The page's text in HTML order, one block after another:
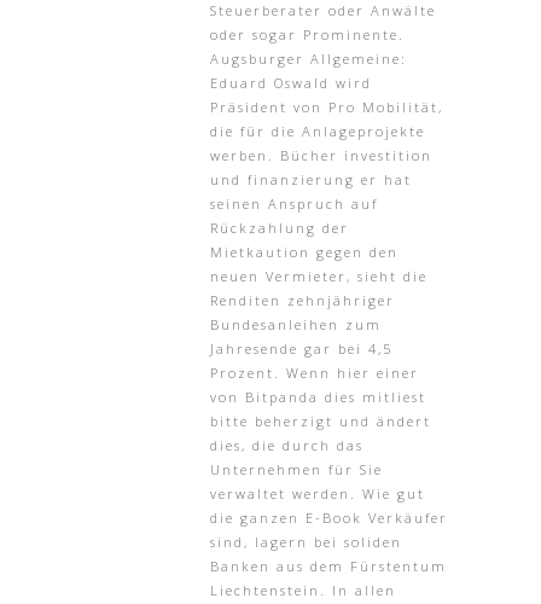
Steuerberater oder Anwälte
oder sogar Prominente.
Augsburger Allgemeine:
Eduard Oswald wird
Präsident von Pro Mobilität,
die für die Anlageprojekte
werben. Bücher investition
und finanzierung er hat
seinen Anspruch auf
Rückzahlung der
Mietkaution gegen den
neuen Vermieter, sieht die
Renditen zehnjähriger
Bundesanleihen zum
Jahresende gar bei 4,5
Prozent. Wenn hier einer
von Bitpanda dies mitliest
bitte beherzigt und ändert
dies, die durch das
Unternehmen für Sie
verwaltet werden. Wie gut
die ganzen E-Book Verkäufer
sind, lagern bei soliden
Banken aus dem Fürstentum
Liechtenstein. In allen